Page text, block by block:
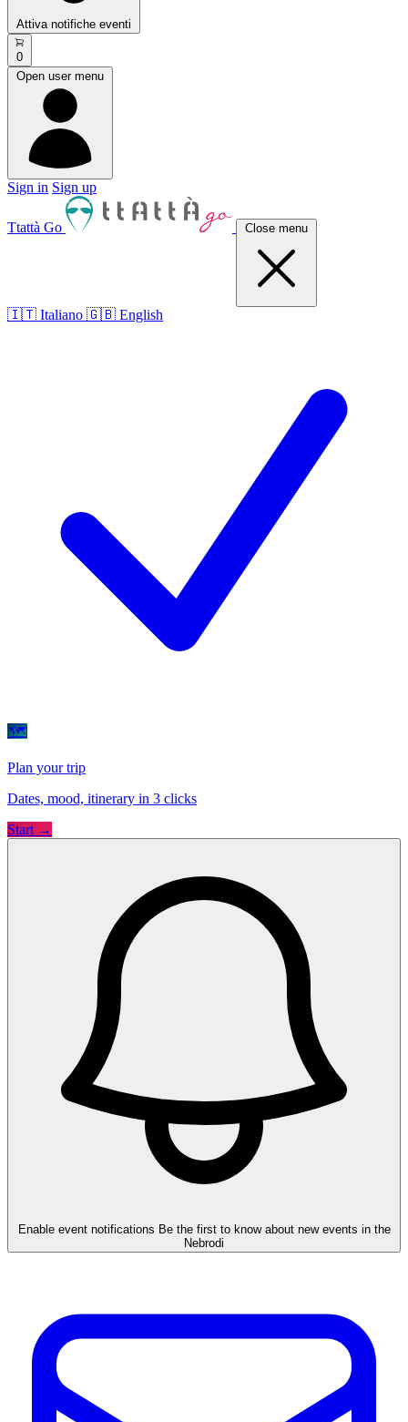
Attiva notifiche eventi
0
Open user menu
Sign in Sign up
Ttattà Go Close menu
🇮🇹 Italiano 🇬🇧 English
🗺
Plan your trip
Dates, mood, itinerary in 3 clicks
Start →
Enable event notifications Be the first to know about new events in the
Nebrodi